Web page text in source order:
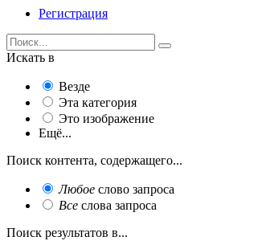
Регистрация
Искать в
Везде
Эта категория
Это изображение
Ещё...
Поиск контента, содержащего...
Любое слово запроса
Все слова запроса
Поиск результатов в...